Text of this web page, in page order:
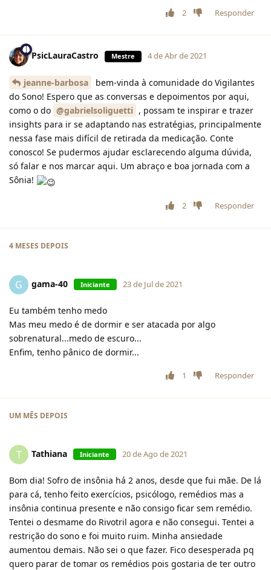
2 Responder
PsicLauraCastro Mestre 4 de Abr de 2021
jeanne-barbosa
bem-vinda à comunidade do Vigilantes
do Sono! Espero que as conversas e depoimentos por aqui,
como o do @gabrielsoliguetti , possam te inspirar e trazer
insights para ir se adaptando nas estratégias, principalmente
nessa fase mais difícil de retirada da medicação. Conte
conosco! Se pudermos ajudar esclarecendo alguma dúvida,
só falar e nos marcar aqui. Um abraço e boa jornada com a
Sônia!
2 Responder
4 MESES DEPOIS
G gama-40 Iniciante 23 de Jul de 2021
Eu também tenho medo
Mas meu medo é de dormir e ser atacada por algo
sobrenatural...medo de escuro...
Enfim, tenho pânico de dormir...
1 Responder
UM MÊS DEPOIS
T Tathiana Iniciante 20 de Ago de 2021
Bom dia! Sofro de insônia há 2 anos, desde que fui mãe. De lá
para cá, tenho feito exercícios, psicólogo, remédios mas a
insônia continua presente e não consigo ficar sem remédio.
Tentei o desmame do Rivotril agora e não consegui. Tentei a
restrição do sono e foi muito ruim. Minha ansiedade
aumentou demais. Não sei o que fazer. Fico desesperada pq
quero parar de tomar os remédios pois gostaria de ter outro